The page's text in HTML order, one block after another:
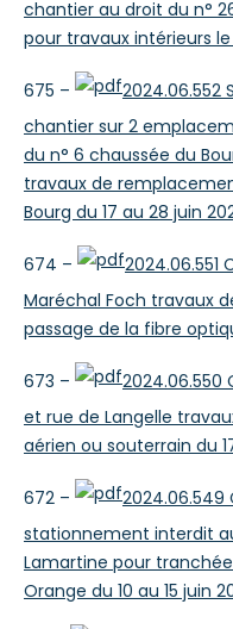
chantier au droit du n°
pour travaux intérieurs le
675 –
2024.06.552
chantier sur 2
du n° 6 chaussée du
travaux de
Bourg du 17 au 28 juin
674 –
2024.06.551
Maréchal Foch travaux
passage de la fibre
673 –
2024.06.550
et rue de Langelle
aérien ou souterrain du
672 –
2024.06.549
stationnement interdit
Lamartine pour
Orange du 10 au 15 juin